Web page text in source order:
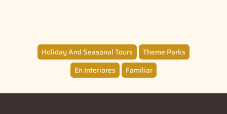
Holiday And Seasonal Tours
Theme Parks
En Interiores
Familiar